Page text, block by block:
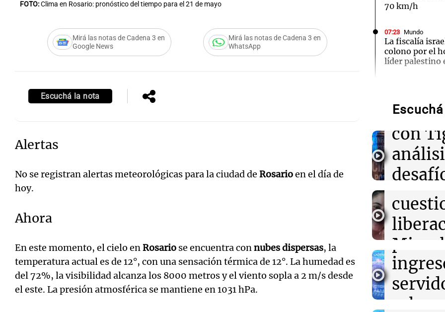
FOTO:Clima en Rosario: pronóstico del tiempo para el 21 de mayo
Mirá las notas de Cadena 3 en
Google News
Mirá las notas de Cadena 3 en
WhatsApp
Escuchá la nota
Alertas
No se registran alertas meteorológicas para la ciudad de Rosarioen el día de
hoy.
Ahora
En este momento, el cielo enRosario se encuentra connubes dispersas, la
temperatura actual es de 12°, con una sensación térmica de 12°. La humedad es
del 72%, la visibilidad alcanza los 8000 metros y el viento sopla a 2 m/s desde
el este. La presión atmosférica se mantiene en 1031 hPa.
70 km/h
07:23 Mundo
La fiscalía
colono por el
líder palestino
la venta de
ante
Deportes
El Coloso
albergará dos
octavos de
Argentina
07:03 Mundo
Ucrania
instalaciones
informa
07:00 Política y
Dólar hoy,
cuánto cotiza
agosto
Audio.
con
Noticias
Episodios
la
Audio.
de
Audio.